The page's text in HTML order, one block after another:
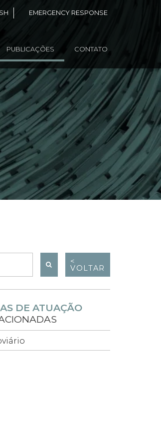
EMERGENCY RESPONSE
PUBLICAÇÕES CONTATO
<
VOLTAR
DE ATUAÇÃO